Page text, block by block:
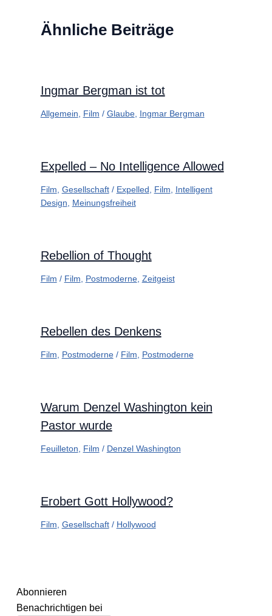
Ähnliche Beiträge
Ingmar Bergman ist tot
Allgemein, Film / Glaube, Ingmar Bergman
Expelled – No Intelligence Allowed
Film, Gesellschaft/ Expelled, Film, Intelligent
Design, Meinungsfreiheit
Rebellion of Thought
Film / Film, Postmoderne, Zeitgeist
Rebellen des Denkens
Film, Postmoderne/ Film, Postmoderne
Warum Denzel Washington kein
Pastor wurde
Feuilleton, Film / Denzel Washington
Erobert Gott Hollywood?
Film, Gesellschaft/ Hollywood
Abonnieren
Benachrichtigen bei